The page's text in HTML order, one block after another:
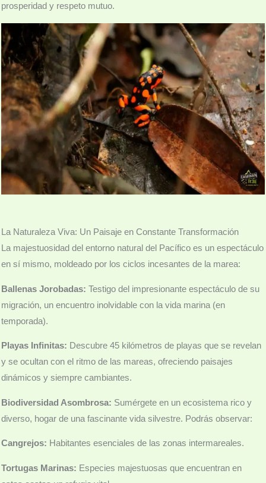
prosperidad y respeto mutuo.
La Naturaleza Viva: Un Paisaje en Constante Transformación
La majestuosidad del entorno natural del Pacífico es un espectáculo
en sí mismo, moldeado por los ciclos incesantes de la marea:
Ballenas Jorobadas: Testigo del impresionante espectáculo de su
migración, un encuentro inolvidable con la vida marina (en
temporada).
Playas Infinitas: Descubre 45 kilómetros de playas que se revelan
y se ocultan con el ritmo de las mareas, ofreciendo paisajes
dinámicos y siempre cambiantes.
Biodiversidad Asombrosa: Sumérgete en un ecosistema rico y
diverso, hogar de una fascinante vida silvestre. Podrás observar:
Cangrejos: Habitantes esenciales de las zonas intermareales.
Tortugas Marinas: Especies majestuosas que encuentran en